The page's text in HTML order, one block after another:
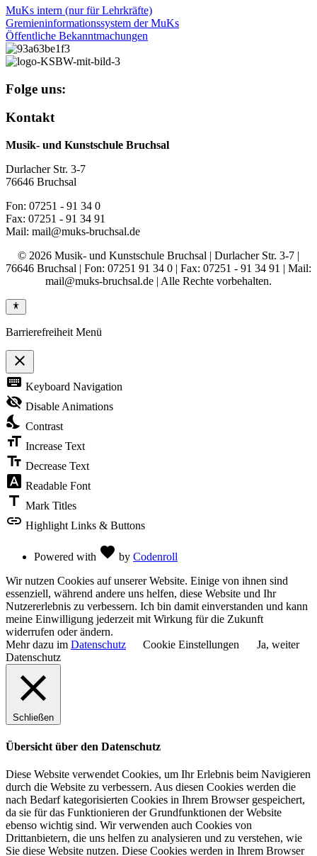
MuKs intern (nur für Lehrkräfte)
Gremieninformationssystem der MuKs
Öffentliche Bekanntmachungen
Folge uns:
Kontakt
Musik- und Kunstschule Bruchsal
Durlacher Str. 3-7
76646 Bruchsal
Fon: 07251 - 91 34 0
Fax: 07251 - 91 34 91
Mail: mail@muks-bruchsal.de
© 2026 Musik- und Kunstschule Bruchsal | Durlacher Str. 3-7 |
76646 Bruchsal | Fon: 07251 91 34 0 | Fax: 07251 - 91 34 91 | Mail:
mail@muks-bruchsal.de | Alle Rechte vorbehalten.
Barrierefreiheit Menü
close
Toggle
the
visibility
of
Accessibility
Toolbar
keyboard Keyboard Navigation
visibility_off Disable Animations
nights_stay Contrast
format_size Increase Text
text_fields Decrease Text
font_download Readable Font
title Mark Titles
link Highlight Links & Buttons
Powered with favorite by Codenroll
Wir nutzen Cookies auf unserer Website. Einige von ihnen sind
essenziell, während andere uns helfen, diese Website und Ihr
Nutzererlebnis zu verbessern. Ich bin damit einverstanden und kann
meine Einwilligung jederzeit mit Wirkung für die Zukunft
widerrufen oder ändern.
Mehr dazu im Datenschutz Cookie Einstellungen
Ja, weiter
Datenschutz
Schließen
Übersicht über den Datenschutz
Diese Website verwendet Cookies, um Ihr Erlebnis beim Navigieren
durch die Website zu verbessern. Aus diesen Cookies werden die
nach Bedarf kategorisierten Cookies in Ihrem Browser gespeichert,
da sie für das Funktionieren der Grundfunktionen der Website
ebenso wichtig sind. Wir verwenden auch Cookies von
Drittanbietern, die uns helfen zu analysieren und zu verstehen, wie
Sie diese Website nutzen. Diese Cookies werden in Ihrem Browser